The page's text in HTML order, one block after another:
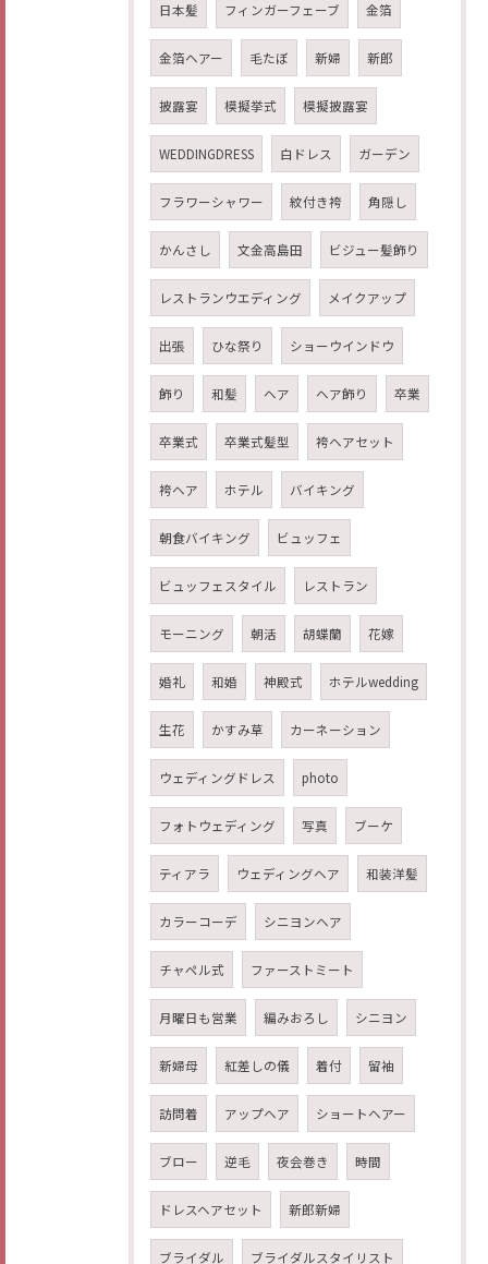
日本髪 フィンガーフェーブ 金箔
金箔ヘアー 毛たぼ 新婦 新郎
披露宴 模擬挙式 模擬披露宴
WEDDINGDRESS 白ドレス ガーデン
フラワーシャワー 紋付き袴 角隠し
かんさし 文金高島田 ビジュー髪飾り
レストランウエディング メイクアップ
出張 ひな祭り ショーウインドウ
飾り 和髪 ヘア ヘア飾り 卒業
卒業式 卒業式髪型 袴ヘアセット
袴ヘア ホテル バイキング
朝食バイキング ビュッフェ
ビュッフェスタイル レストラン
モーニング 朝活 胡蝶蘭 花嫁
婚礼 和婚 神殿式 ホテルwedding
生花 かすみ草 カーネーション
ウェディングドレス photo
フォトウェディング 写真 ブーケ
ティアラ ウェディングヘア 和装洋髪
カラーコーデ シニヨンヘア
チャペル式 ファーストミート
月曜日も営業 編みおろし シニヨン
新婦母 紅差しの儀 着付 留袖
訪問着 アップヘア ショートヘアー
ブロー 逆毛 夜会巻き 時間
ドレスヘアセット 新郎新婦
ブライダル ブライダルスタイリスト